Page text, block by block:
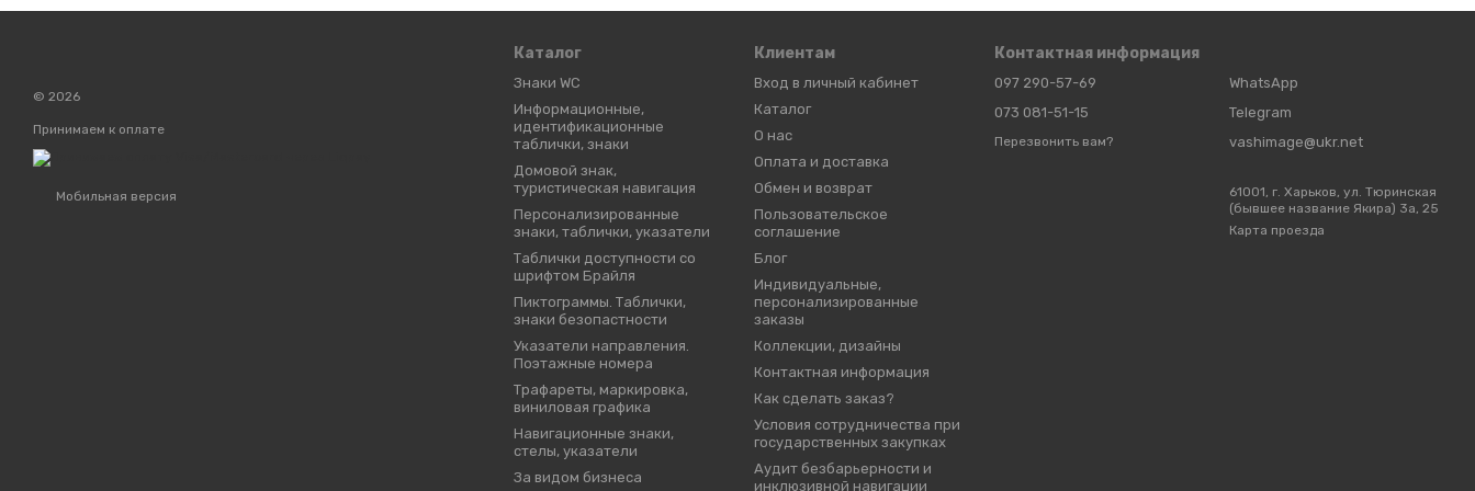
© 2026
Принимаем к оплате
Мобильная версия
Каталог
Знаки WC
Информационные,
идентификационные
таблички, знаки
Домовой знак,
туристическая навигация
Персонализированные
знаки, таблички, указатели
Таблички доступности со
шрифтом Брайля
Пиктограммы. Таблички,
знаки безопастности
Указатели направления.
Поэтажные номера
Трафареты, маркировка,
виниловая графика
Навигационные знаки,
стелы, указатели
За видом бизнеса
Клиентам
Вход в личный кабинет
Каталог
О нас
Оплата и доставка
Обмен и возврат
Пользовательское
соглашение
Блог
Индивидуальные,
персонализированные
заказы
Коллекции, дизайны
Контактная информация
Как сделать заказ?
Условия сотрудничества при
государственных закупках
Аудит безбарьерности и
инклюзивной навигации
Контактная информация
097 290-57-69
073 081-51-15
Перезвонить вам?
WhatsApp
Telegram
vashimage@ukr.net
61001, г. Харьков, ул. Тюринская
(бывшее название Якира) 3а, 25
Карта проезда